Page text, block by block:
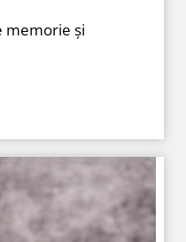
memorie și